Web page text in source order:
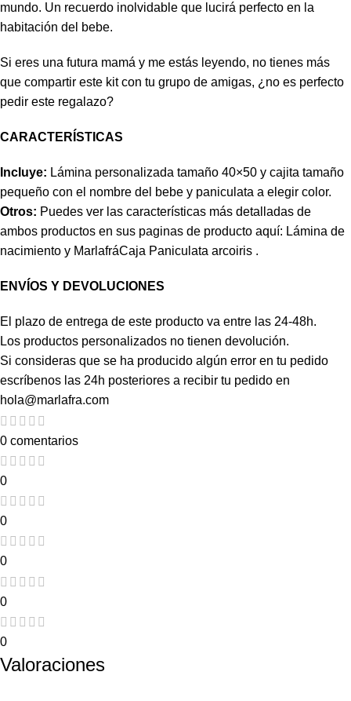
mundo. Un recuerdo inolvidable que lucirá perfecto en la
habitación del bebe.
Si eres una futura mamá y me estás leyendo, no tienes más
que compartir este kit con tu grupo de amigas, ¿no es perfecto
pedir este regalazo?
CARACTERÍSTICAS
Incluye: Lámina personalizada tamaño 40×50 y cajita tamaño
pequeño con el nombre del bebe y paniculata a elegir color.
Otros: Puedes ver las características más detalladas de
ambos productos en sus paginas de producto aquí: Lámina de
nacimiento y MarlafráCaja Paniculata arcoiris .
ENVÍOS Y DEVOLUCIONES
El plazo de entrega de este producto va entre las 24-48h.
Los productos personalizados no tienen devolución.
Si consideras que se ha producido algún error en tu pedido
escríbenos las 24h posteriores a recibir tu pedido en
hola@marlafra.com
0 comentarios
0
0
0
0
0
Valoraciones